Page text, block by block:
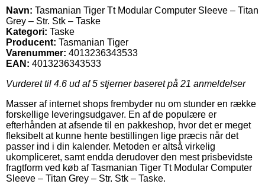
Navn: Tasmanian Tiger Tt Modular Computer Sleeve – Titan
Grey – Str. Stk – Taske
Kategori: Taske
Producent: Tasmanian Tiger
Varenummer: 4013236343533
EAN: 4013236343533
Vurderet til 4.6 ud af 5 stjerner baseret på 21 anmeldelser
Masser af internet shops frembyder nu om stunder en række
forskellige leveringsudgaver. En af de populære er
efterhånden at afsende til en pakkeshop, hvor det er meget
fleksibelt at kunne hente bestillingen lige præcis når det
passer ind i din kalender. Metoden er altså virkelig
ukompliceret, samt endda derudover den mest prisbevidste
fragtform ved køb af Tasmanian Tiger Tt Modular Computer
Sleeve – Titan Grey – Str. Stk – Taske.